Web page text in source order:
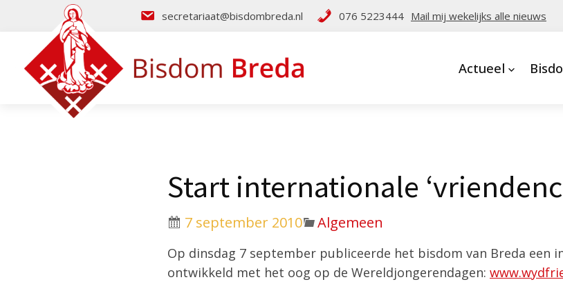
secretariaat@bisdombreda.nl 076 5223444 Mail mij wekelijks alle nieuws
Actueel
Start internationale
7 september 2010 Algemeen
Op dinsdag 7 september publiceerde het bisdom van Breda een
ontwikkeld met het oog op de Wereldjongerendagen: